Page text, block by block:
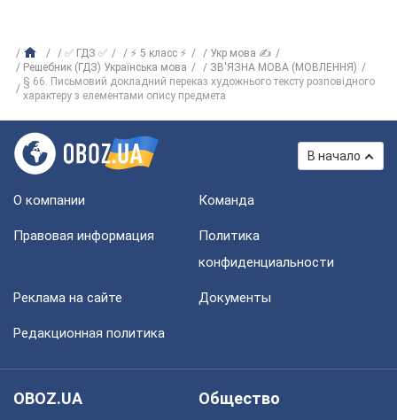
✅ ГДЗ ✅ ⚡ 5 класс ⚡
Укр мова ✍
Решебник (ГДЗ) Українська мова
ЗВ'ЯЗНА МОВА (МОВЛЕННЯ)
§ 66. Письмовий докладний переказ художнього тексту розповідного
характеру з елементами опису предмета
В начало
О компании Команда
Правовая информация
Политика
конфиденциальности
Реклама на сайте Документы
Редакционная политика
OBOZ.UA
Общество